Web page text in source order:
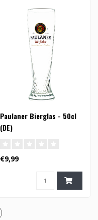
Paulaner Bierglas - 50cl
(DE)
€9,99